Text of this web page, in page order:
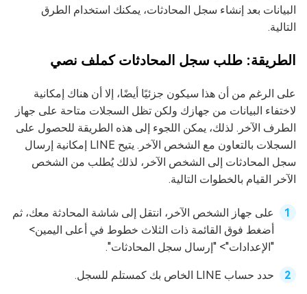
البيانات بعد إنشاء سجل المحادثات، يمكنك استخدام الطرق
التالية.
الطريقة: طلب سجل المحادثات كملف نصي
على الرغم من أن هذا سيكون جزئيًا أيضًا، إلا أن هناك إمكانية
لاختفاء البيانات من جهازك ولكن تظل السجلات متاحة على جهاز
الطرف الآخر. لذلك، يمكن اللجوء إلى هذه الطريقة للحصول على
السجلات بالتعاون مع الشخص الآخر. يتيح LINE إمكانية إرسال
سجل المحادثات إلى الشخص الآخر، لذلك يُطلب من الشخص
الآخر القيام بالخطوات التالية.
على جهاز الشخص الآخر، انتقل إلى شاشة المحادثة معك، ثم
أضغط فوق القائمة ذات الثلاث خطوط في أعلى اليمين>
"الإعدادات"> "إرسال سجل المحادثات".
حدد حساب LINE الخاص بك كمستلم للسجل.